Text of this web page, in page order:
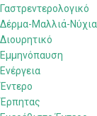
Γαστρεντερολογικό
Δέρμα-Μαλλιά-Νύχια
Διουρητικό
Εμμηνόπαυση
Ενέργεια
Έντερο
Έρπητας